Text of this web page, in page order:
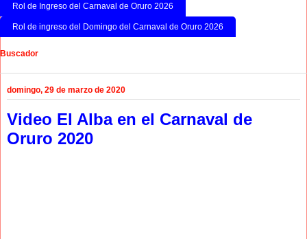
Rol de Ingreso del Carnaval de Oruro 2026
Rol de ingreso del Domingo del Carnaval de Oruro 2026
Buscador
domingo, 29 de marzo de 2020
Video El Alba en el Carnaval de
Oruro 2020